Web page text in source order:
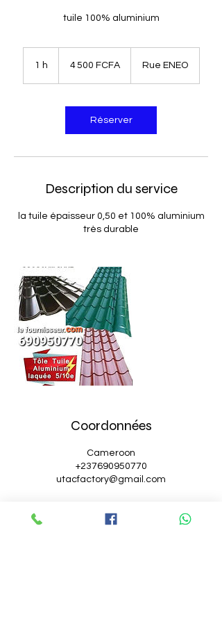
tuile 100% aluminium
1 h
CFA4 500 FCFA Rue ENEO
Réserver
Description du service
la tuile épaisseur 0,50 et 100% aluminium
très durable
Coordonnées
Cameroon
+237690950770
utacfactory@gmail.com